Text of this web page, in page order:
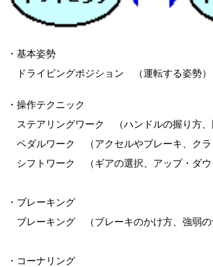
・基本姿勢
ドライビングポジション （運転する姿勢）
・操作テクニック
ステアリングワーク （ハンドルの握り方、
ペダルワーク （アクセルやブレーキ、クラ
シフトワーク （ギアの選択、アップ・ダウ
・ブレーキング
ブレーキング （ブレーキのかけ方、強弱の
・コーナリング